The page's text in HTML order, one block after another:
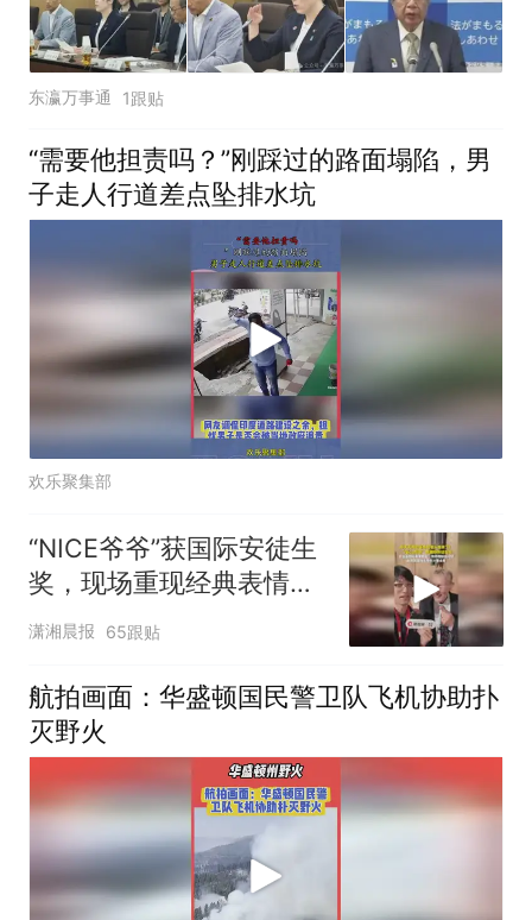
东瀛万事通 1跟贴
“需要他担责吗？”刚踩过的路面塌陷，男
子走人行道差点坠排水坑
欢乐聚集部
“NICE爷爷”获国际安徒生
奖，现场重现经典表情
包，向中国粉丝问好
潇湘晨报 65跟贴
航拍画面：华盛顿国民警卫队飞机协助扑
灭野火